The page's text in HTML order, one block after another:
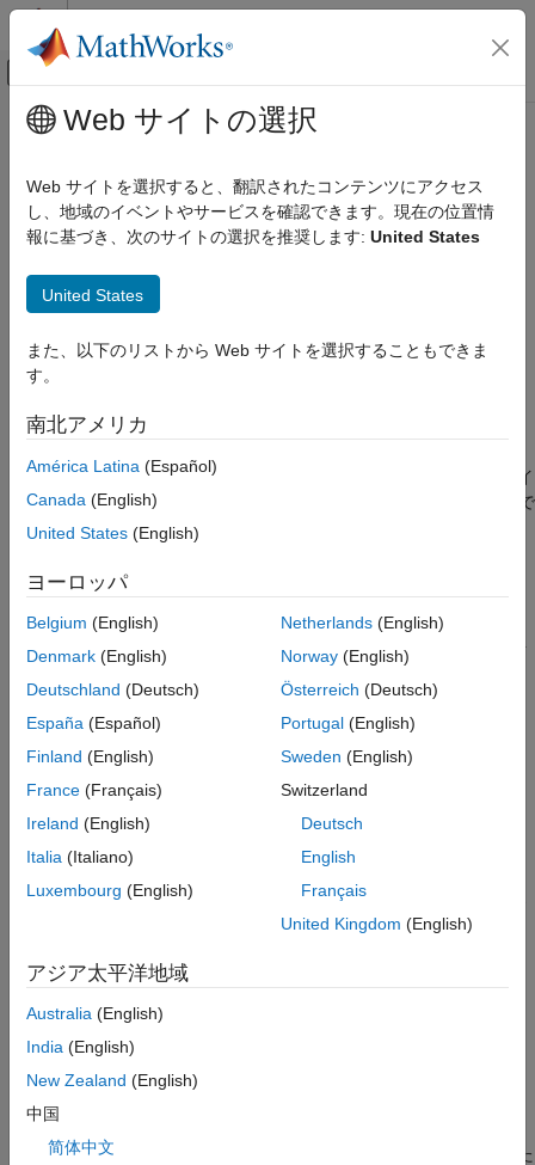
コンテンツへスキップ
オフキャンバス ナビゲーション メ
ドキュメンテーションのホーム
ブロックとブロックセットの作成
ブロック アルゴリズムの作成
MATLAB Functions を使用したブロックの作成
コード生成のためのプログラミング
関数定義
coder.write
項目一覧
例
入力引数
バージョン履歴
参考
メインコンテンツ
coder.write
実行時に生成コードで読み取るデータ ファイルを作成
R2023a 以降
構文
coder.write(filename,data)
coder.write(filename,data,Name=Value)
説明
取ることができるデータ ファイルを作成します。これらのファイ
ルの拡張子は.coderdata
の実行で
のみ使用し、C/C++ コード生成に使用する MATLAB コードでは
MATLAB 実行および生成コードで.coderdataファイルからデー
タを読み取るには、
関数を使用します。.coderdata
ファイルには、そのファイルに格納されているデータの型とサイ
が含まれています。
関数は、ファイルの内容を解釈するときにこの情報を使用しま
す。
filename.coderdata
例
coder.write( filename Name=Value
きる追加の名前と値の引数を受け入れます。
変数dataと一致する
プ ヘッダーを指定する。
実際のデータを省略し、タイプ ヘッダーのみを含む
.coderdataファイルを作成する。
す。これは、
関数にデータの型とサイズを指定するた
Web サイトの選択
Web サイトを選択すると、翻訳されたコンテンツにアクセス
し、地域のイベントやサービスを確認できます。現在の位置情
報に基づき、次のサイトの選択を推奨します: United States
United States
また、以下のリストから Web サイトを選択することもできま
す。
南北アメリカ
América Latina (Español)
Canada (English)
United States (English)
ヨーロッパ
Belgium (English)
Denmark (English)
Deutschland (Deutsch)
España (Español)
Finland (English)
France (Français)
Ireland (English)
Italia (Italiano)
Luxembourg (English)
Netherlands(English)
Norway(English)
Österreich (Deutsch)
Portugal(English)
Sweden (English)
Switzerland
Deutsch
English
Français
United Kingdom (English)
アジア太平洋地域
Australia (English)
India (English)
New Zealand (English)
中国
简体中文